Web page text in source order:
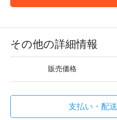
その他の詳細情報
販売価格
支払い・配